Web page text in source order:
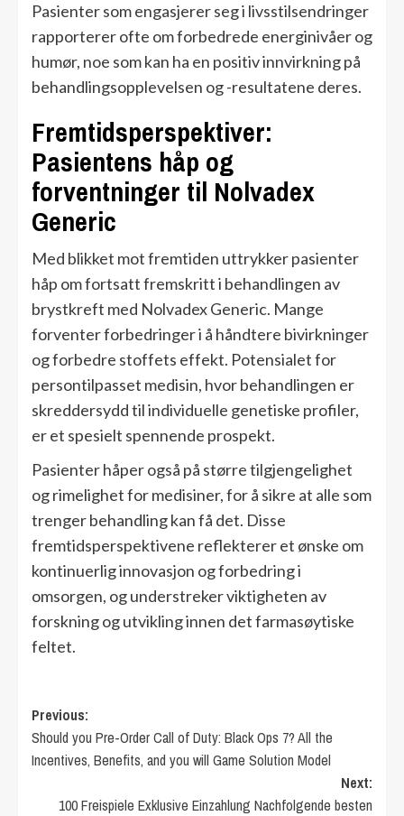
Pasienter som engasjerer seg i livsstilsendringer
rapporterer ofte om forbedrede energinivåer og
humør, noe som kan ha en positiv innvirkning på
behandlingsopplevelsen og -resultatene deres.
Fremtidsperspektiver:
Pasientens håp og
forventninger til Nolvadex
Generic
Med blikket mot fremtiden uttrykker pasienter
håp om fortsatt fremskritt i behandlingen av
brystkreft med Nolvadex Generic. Mange
forventer forbedringer i å håndtere bivirkninger
og forbedre stoffets effekt. Potensialet for
persontilpasset medisin, hvor behandlingen er
skreddersydd til individuelle genetiske profiler,
er et spesielt spennende prospekt.
Pasienter håper også på større tilgjengelighet
og rimelighet for medisiner, for å sikre at alle som
trenger behandling kan få det. Disse
fremtidsperspektivene reflekterer et ønske om
kontinuerlig innovasjon og forbedring i
omsorgen, og understreker viktigheten av
forskning og utvikling innen det farmasøytiske
feltet.
Post
navigation
Previous:
Should you Pre-Order Call of Duty: Black Ops 7? All the
Incentives, Benefits, and you will Game Solution Model
Next:
100 Freispiele Exklusive Einzahlung Nachfolgende besten